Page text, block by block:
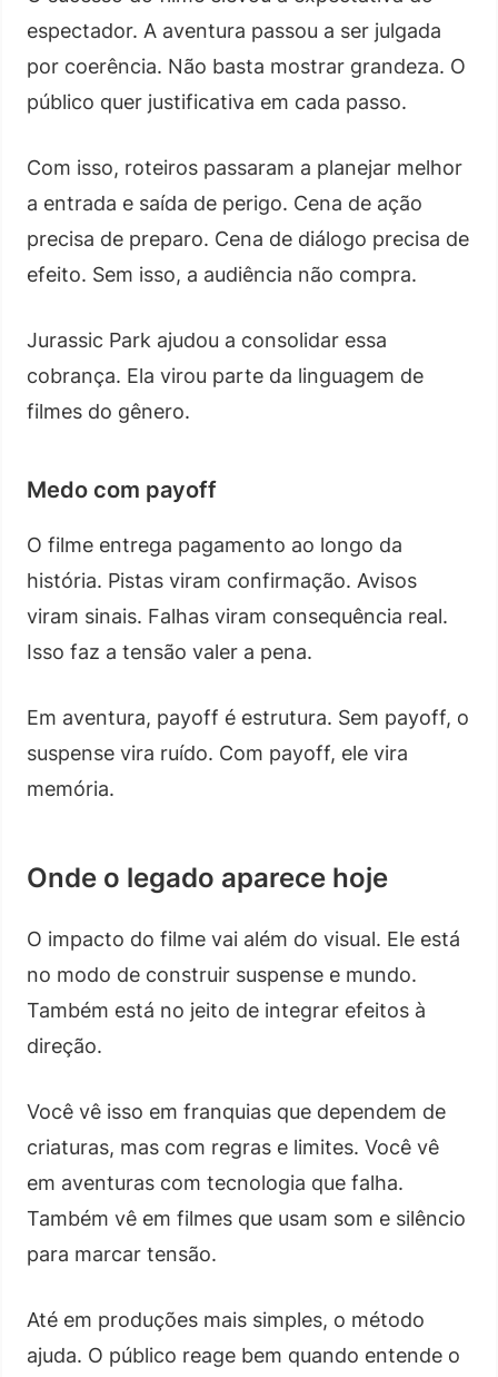
espectador. A aventura passou a ser julgada
por coerência. Não basta mostrar grandeza. O
público quer justificativa em cada passo.
Com isso, roteiros passaram a planejar melhor
a entrada e saída de perigo. Cena de ação
precisa de preparo. Cena de diálogo precisa de
efeito. Sem isso, a audiência não compra.
Jurassic Park ajudou a consolidar essa
cobrança. Ela virou parte da linguagem de
filmes do gênero.
Medo com payoff
O filme entrega pagamento ao longo da
história. Pistas viram confirmação. Avisos
viram sinais. Falhas viram consequência real.
Isso faz a tensão valer a pena.
Em aventura, payoff é estrutura. Sem payoff, o
suspense vira ruído. Com payoff, ele vira
memória.
Onde o legado aparece hoje
O impacto do filme vai além do visual. Ele está
no modo de construir suspense e mundo.
Também está no jeito de integrar efeitos à
direção.
Você vê isso em franquias que dependem de
criaturas, mas com regras e limites. Você vê
em aventuras com tecnologia que falha.
Também vê em filmes que usam som e silêncio
para marcar tensão.
Até em produções mais simples, o método
ajuda. O público reage bem quando entende o